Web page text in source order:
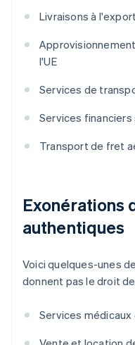
Livraisons à
l'UE
Services de
Services
Transport de fret
Exonérations
authentiques
Voici quelques-unes
donnent pas le droit
Services